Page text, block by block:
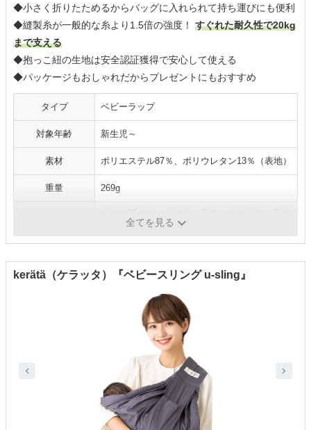
◆小さく折りたためるからバッグに入れられて持ち運びにも便利
◆縫製糸が一般的な糸より1.5倍の強度！ すぐれた耐久性で20kg
まで支える
◆抱っこ紐の生地は安全認証獲得で安心して使える
◆パッケージもおしゃれだからプレゼントにもおすすめ
タイプ ベビーラップ
対象年齢 新生児～
素材 ポリエステル87％、ポリウレタン13％（表地）
重量 269g
コール全てを見る
kerätä（ケラッタ）『ベビースリング u-sling』